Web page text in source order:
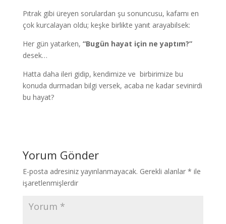
Pıtrak gibi üreyen sorulardan şu sonuncusu, kafamı en
çok kurcalayan oldu; keşke birlikte yanıt arayabilsek:
Her gün yatarken, “Bugün hayat için ne yaptım?”
desek…
Hatta daha ileri gidip, kendimize ve birbirimize bu
konuda durmadan bilgi versek, acaba ne kadar sevinirdi
bu hayat?
Yorum Gönder
E-posta adresiniz yayınlanmayacak. Gerekli alanlar * ile
işaretlenmişlerdir